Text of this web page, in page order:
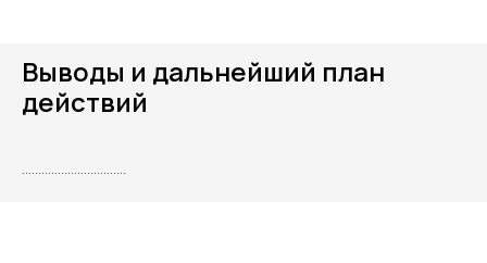
Выводы и дальнейший план
действий
................................